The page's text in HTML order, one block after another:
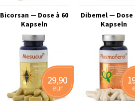
Bicorsan — Dose à 60
Kapseln
Dibemel — Dose
Kapseln
29,90
eur